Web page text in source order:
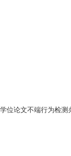
位论文不端行为检测